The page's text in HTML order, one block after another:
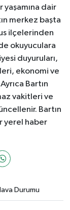
dair
merkez başta
ilçelerinden
okuyuculara
duyuruları,
ekonomi ve
Bartın
vakitleri ve
Bartın
yerel haber
Durumu